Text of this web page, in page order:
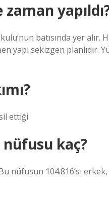
batısında yer alır.
yapı sekizgen planlıdır.
ettiği
nüfusu kaç?
nüfusun 104.816’sı erkek,